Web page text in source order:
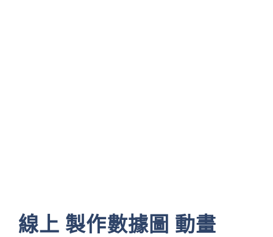
線上 製作數據圖 動畫